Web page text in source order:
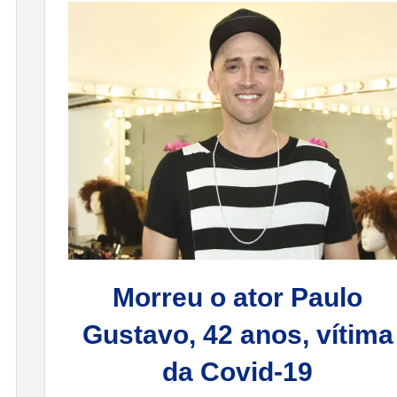
Morreu o ator Paulo
Gustavo, 42 anos, vítima
da Covid-19